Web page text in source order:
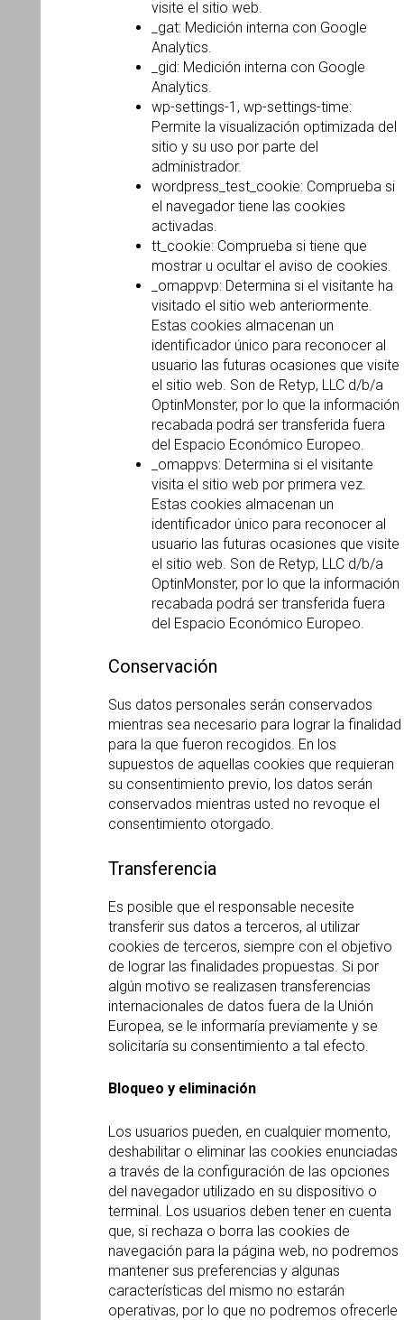
visite el sitio web.
_gat: Medición interna con Google
Analytics.
_gid: Medición interna con Google
Analytics.
wp-settings-1, wp-settings-time:
Permite la visualización optimizada del
sitio y su uso por parte del
administrador.
wordpress_test_cookie: Comprueba si
el navegador tiene las cookies
activadas.
tt_cookie: Comprueba si tiene que
mostrar u ocultar el aviso de cookies.
_omappvp: Determina si el visitante ha
visitado el sitio web anteriormente.
Estas cookies almacenan un
identificador único para reconocer al
usuario las futuras ocasiones que visite
el sitio web. Son de Retyp, LLC d/b/a
OptinMonster, por lo que la información
recabada podrá ser transferida fuera
del Espacio Económico Europeo.
_omappvs: Determina si el visitante
visita el sitio web por primera vez.
Estas cookies almacenan un
identificador único para reconocer al
usuario las futuras ocasiones que visite
el sitio web. Son de Retyp, LLC d/b/a
OptinMonster, por lo que la información
recabada podrá ser transferida fuera
del Espacio Económico Europeo.
Conservación
Sus datos personales serán conservados
mientras sea necesario para lograr la finalidad
para la que fueron recogidos. En los
supuestos de aquellas cookies que requieran
su consentimiento previo, los datos serán
conservados mientras usted no revoque el
consentimiento otorgado.
Transferencia
Es posible que el responsable necesite
transferir sus datos a terceros, al utilizar
cookies de terceros, siempre con el objetivo
de lograr las finalidades propuestas. Si por
algún motivo se realizasen transferencias
internacionales de datos fuera de la Unión
Europea, se le informaría previamente y se
solicitaría su consentimiento a tal efecto.
Bloqueo y eliminación
Los usuarios pueden, en cualquier momento,
deshabilitar o eliminar las cookies enunciadas
a través de la configuración de las opciones
del navegador utilizado en su dispositivo o
terminal. Los usuarios deben tener en cuenta
que, si rechaza o borra las cookies de
navegación para la página web, no podremos
mantener sus preferencias y algunas
características del mismo no estarán
operativas, por lo que no podremos ofrecerle